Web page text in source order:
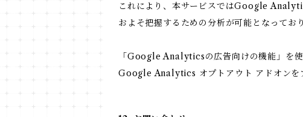
これにより、本サービスではGoogle
およそ把握するための分析が可能となっており
「Google Analyticsの広告向けの機能」を
Google Analytics オプトアウト アドオンを